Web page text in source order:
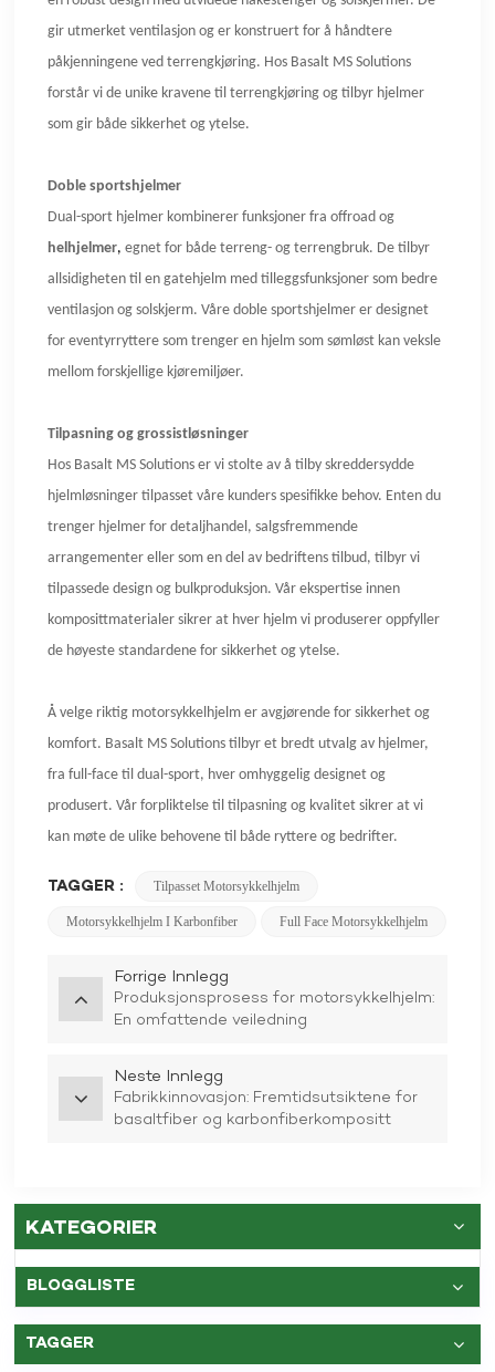
gir utmerket ventilasjon og er konstruert for å håndtere
påkjenningene ved terrengkjøring. Hos Basalt MS Solutions
forstår vi de unike kravene til terrengkjøring og tilbyr hjelmer
som gir både sikkerhet og ytelse.
Doble sportshjelmer
Dual-sport hjelmer kombinerer funksjoner fra offroad og
helhjelmer,egnet for både terreng- og terrengbruk. De tilbyr
allsidigheten til en gatehjelm med tilleggsfunksjoner som bedre
ventilasjon og solskjerm. Våre doble sportshjelmer er designet
for eventyrryttere som trenger en hjelm som sømløst kan veksle
mellom forskjellige kjøremiljøer.
Tilpasning og grossistløsninger
Hos Basalt MS Solutions er vi stolte av å tilby skreddersydde
hjelmløsninger tilpasset våre kunders spesifikke behov. Enten du
trenger hjelmer for detaljhandel, salgsfremmende
arrangementer eller som en del av bedriftens tilbud, tilbyr vi
tilpassede design og bulkproduksjon. Vår ekspertise innen
komposittmaterialer sikrer at hver hjelm vi produserer oppfyller
de høyeste standardene for sikkerhet og ytelse.
Å velge riktig motorsykkelhjelm er avgjørende for sikkerhet og
komfort. Basalt MS Solutions tilbyr et bredt utvalg av hjelmer,
fra full-face til dual-sport, hver omhyggelig designet og
produsert. Vår forpliktelse til tilpasning og kvalitet sikrer at vi
kan møte de ulike behovene til både ryttere og bedrifter.
TAGGER : Tilpasset Motorsykkelhjelm
Motorsykkelhjelm I Karbonfiber Full Face Motorsykkelhjelm
Forrige Innlegg
Produksjonsprosess for motorsykkelhjelm:
En omfattende veiledning
Neste Innlegg
Fabrikkinnovasjon: Fremtidsutsiktene for
basaltfiber og karbonfiberkompositt
KATEGORIER
BLOGGLISTE
TAGGER